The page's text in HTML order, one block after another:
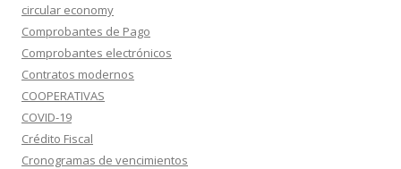
circular economy
Comprobantes de Pago
Comprobantes electrónicos
Contratos modernos
COOPERATIVAS
COVID-19
Crédito Fiscal
Cronogramas de vencimientos